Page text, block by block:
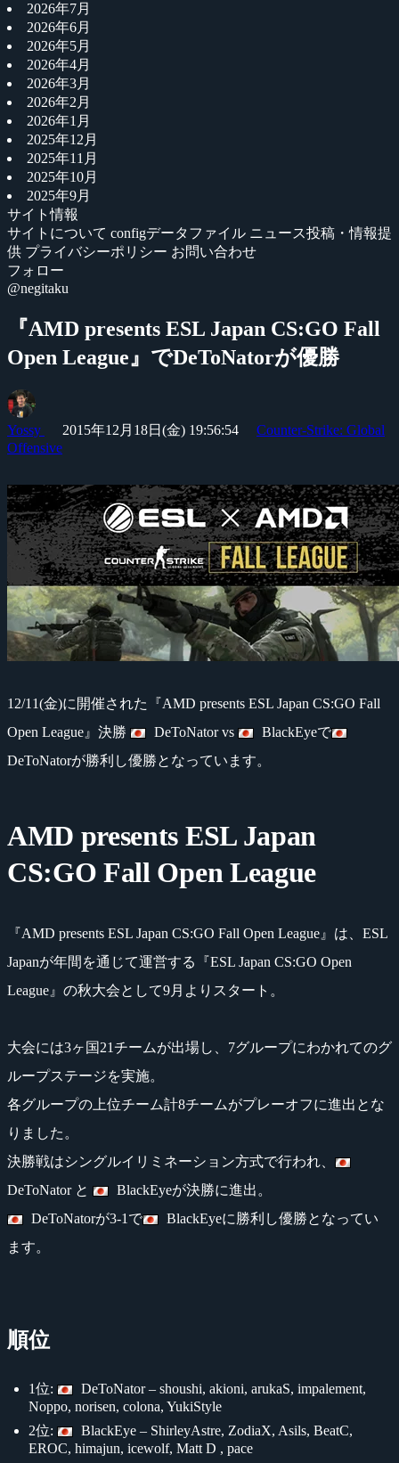
2026年7月
2026年6月
2026年5月
2026年4月
2026年3月
2026年2月
2026年1月
2025年12月
2025年11月
2025年10月
2025年9月
サイト情報
サイトについて configデータファイル ニュース投稿・情報提
供 プライバシーポリシー お問い合わせ
フォロー
@negitaku
『AMD presents ESL Japan CS:GO Fall
Open League』でDeToNatorが優勝
Yossy 2015年12月18日(金) 19:56:54
Counter-Strike: Global
Offensive
12/11(金)に開催された『AMD presents ESL Japan CS:GO Fall
Open League』決勝
DeToNator vs
BlackEyeで
DeToNatorが勝利し優勝となっています。
AMD presents ESL Japan
CS:GO Fall Open League
『AMD presents ESL Japan CS:GO Fall Open League』は、ESL
Japanが年間を通じて運営する『ESL Japan CS:GO Open
League』の秋大会として9月よりスタート。
大会には3ヶ国21チームが出場し、7グループにわかれてのグ
ループステージを実施。
各グループの上位チーム計8チームがプレーオフに進出とな
りました。
決勝戦はシングルイリミネーション方式で行われ、
DeToNator と
BlackEyeが決勝に進出。
DeToNatorが3-1で
BlackEyeに勝利し優勝となってい
ます。
順位
1位:
DeToNator – shoushi, akioni, arukaS, impalement,
Noppo, norisen, colona, YukiStyle
2位:
BlackEye – ShirleyAstre, ZodiaX, Asils, BeatC,
EROC, himajun, icewolf, Matt D , pace